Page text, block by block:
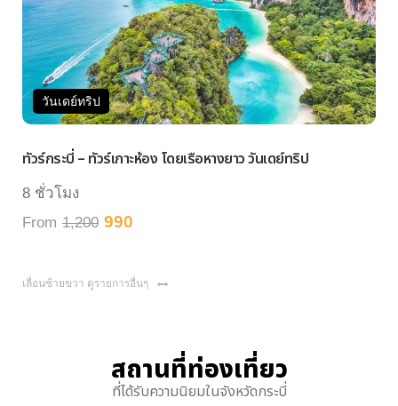
วันเดย์ทริป
กระบี่ – ทัวร์เกาะห้อง โดยเรือหางยาว วันเดย์ทริป
วโมง
1,200 990
เลื่อนซ้ายขวา ดูรายการอื่นๆ
สถานที่ท่องเที่ยว
ที่ได้รับความนิยมในจังหวัดกระบี่